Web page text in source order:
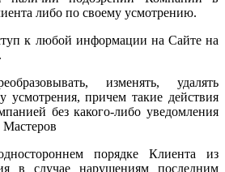
либо по своему усмотрению.
к любой информации на Сайте на
изменять, удалять
причем такие действия
без какого-либо уведомления
Мастеров
порядке Клиента из
в случае нарушениям последним